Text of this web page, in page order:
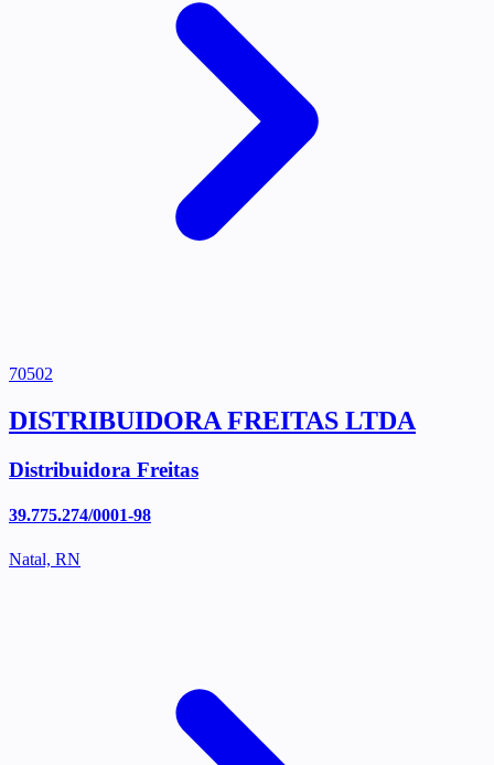
70502
DISTRIBUIDORA FREITAS LTDA
Distribuidora Freitas
39.775.274/0001-98
Natal, RN